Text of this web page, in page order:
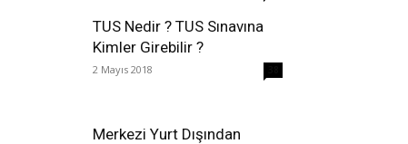
TUS Nedir ? TUS Sınavına
Kimler Girebilir ?
2 Mayıs 2018
Merkezi Yurt Dışından